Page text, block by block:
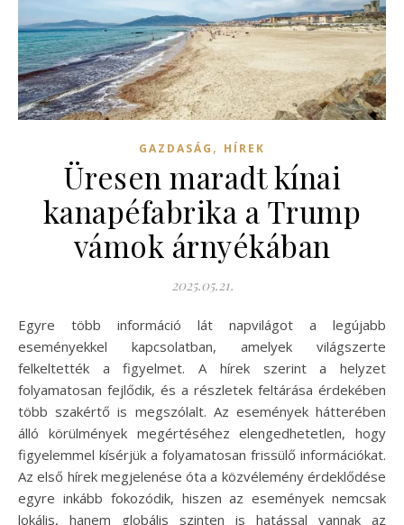
GAZDASÁG , HÍREK
Üresen maradt kínai
kanapéfabrika a Trump
vámok árnyékában
2025.05.21.
Egyre több információ lát napvilágot a legújabb
eseményekkel kapcsolatban, amelyek világszerte
felkeltették a figyelmet. A hírek szerint a helyzet
folyamatosan fejlődik, és a részletek feltárása érdekében
több szakértő is megszólalt. Az események hátterében
álló körülmények megértéséhez elengedhetetlen, hogy
figyelemmel kísérjük a folyamatosan frissülő információkat.
Az első hírek megjelenése óta a közvélemény érdeklődése
egyre inkább fokozódik, hiszen az események nemcsak
lokális, hanem globális szinten is hatással vannak az